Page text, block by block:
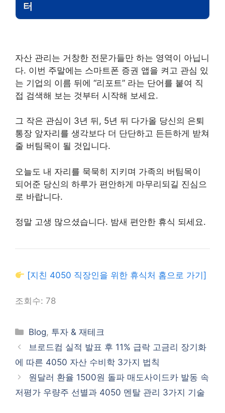
터
자산 관리는 거창한 전문가들만 하는 영역이 아닙니
다. 이번 주말에는 스마트폰 증권 앱을 켜고 관심 있
는 기업의 이름 뒤에 “리포트” 라는 단어를 붙여 직
접 검색해 보는 것부터 시작해 보세요.
그 작은 관심이 3년 뒤, 5년 뒤 다가올 당신의 은퇴
통장 앞자리를 생각보다 더 단단하고 든든하게 받쳐
줄 버팀목이 될 것입니다.
오늘도 내 자리를 묵묵히 지키며 가족의 버팀목이
되어준 당신의 하루가 편안하게 마무리되길 진심으
로 바랍니다.
정말 고생 많으셨습니다. 밤새 편안한 휴식 되세요.
[지친 4050 직장인을 위한 휴식처 홈으로 가기]
조회수: 78
카
테
리
Blog, 투자 & 재테크
브로드컴 실적 발표 후 11% 급락 고금리 장기화
에 따른 4050 자산 수비학 3가지 법칙
원달러 환율 1500원 돌파 매도사이드카 발동 속
저평가 우량주 선별과 4050 멘탈 관리 3가지 기술